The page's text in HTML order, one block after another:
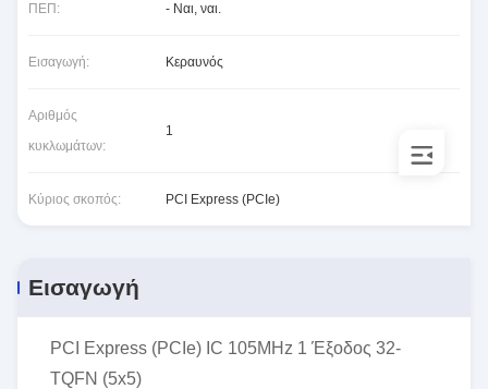
ΠΕΠ: - Ναι, ναι.
Εισαγωγή: Κεραυνός
Αριθμός
κυκλωμάτων:
1
Κύριος σκοπός: PCI Express (PCIe)
Εισαγωγή
PCI Express (PCIe) IC 105MHz 1 Έξοδος 32-
TQFN (5x5)